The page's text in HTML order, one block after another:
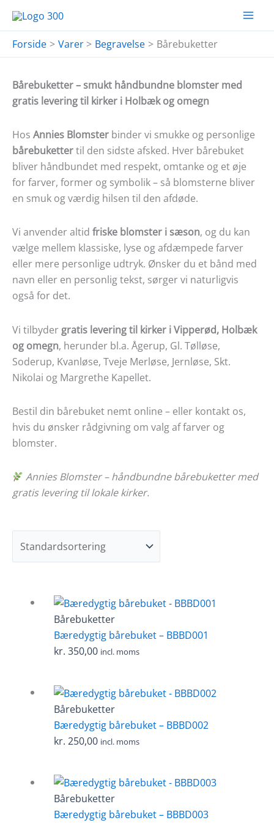
indholdet
Forside Varer Begravelse Bårebuketter
Bårebuketter – smukt håndbundne blomster med
gratis levering til kirker i Holbæk og omegn
Hos Annies Blomster binder vi smukke og personlige
bårebukettertil den sidste afsked. Hver bårebuket
bliver håndbundet med respekt, omtanke og et øje
for farver, former og symbolik – så blomsterne bliver
en smuk og værdig hilsen til den afdøde.
Vi anvender altid friske blomster i sæson, og du kan
vælge mellem klassiske, lyse og afdæmpede farver
eller mere personlige udtryk. Ønsker du et bånd med
navn eller en personlig tekst, sørger vi naturligvis
også for det.
Vi tilbyder gratis levering til kirker i Vipperød, Holbæk
og omegn, herunder bl.a. Ågerup, Gl. Tølløse,
Soderup, Kvanløse, Tveje Merløse, Jernløse, Skt.
Nikolai og Margrethe Kapellet.
Bestil din bårebuket nemt online – eller kontakt os,
hvis du ønsker rådgivning om valg af farver og
blomster.
Annies Blomster – håndbundne bårebuketter med
gratis levering til lokale kirker.
Bårebuketter
Bæredygtig bårebuket – BBBD001
kr. 350,00 incl. moms
Bårebuketter
Bæredygtig bårebuket – BBBD002
kr. 250,00 incl. moms
Bårebuketter
Bæredygtig bårebuket – BBBD003